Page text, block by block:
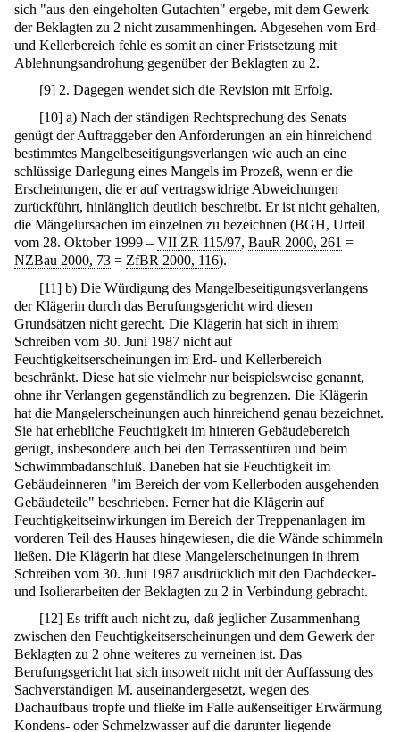
sich "aus den eingeholten Gutachten" ergebe, mit dem Gewerk
der Beklagten zu 2 nicht zusammenhingen. Abgesehen vom Erd-
und Kellerbereich fehle es somit an einer Fristsetzung mit
Ablehnungsandrohung gegenüber der Beklagten zu 2.
[9] 2. Dagegen wendet sich die Revision mit Erfolg.
[10] a) Nach der ständigen Rechtsprechung des Senats
genügt der Auftraggeber den Anforderungen an ein hinreichend
bestimmtes Mangelbeseitigungsverlangen wie auch an eine
schlüssige Darlegung eines Mangels im Prozeß, wenn er die
Erscheinungen, die er auf vertragswidrige Abweichungen
zurückführt, hinlänglich deutlich beschreibt. Er ist nicht gehalten,
die Mängelursachen im einzelnen zu bezeichnen (BGH, Urteil
vom 28. Oktober 1999 – VII ZR 115/97, BauR 2000, 261 =
NZBau 2000, 73 = ZfBR 2000, 116).
[11] b) Die Würdigung des Mangelbeseitigungsverlangens
der Klägerin durch das Berufungsgericht wird diesen
Grundsätzen nicht gerecht. Die Klägerin hat sich in ihrem
Schreiben vom 30. Juni 1987 nicht auf
Feuchtigkeitserscheinungen im Erd- und Kellerbereich
beschränkt. Diese hat sie vielmehr nur beispielsweise genannt,
ohne ihr Verlangen gegenständlich zu begrenzen. Die Klägerin
hat die Mangelerscheinungen auch hinreichend genau bezeichnet.
Sie hat erhebliche Feuchtigkeit im hinteren Gebäudebereich
gerügt, insbesondere auch bei den Terrassentüren und beim
Schwimmbadanschluß. Daneben hat sie Feuchtigkeit im
Gebäudeinneren "im Bereich der vom Kellerboden ausgehenden
Gebäudeteile" beschrieben. Ferner hat die Klägerin auf
Feuchtigkeitseinwirkungen im Bereich der Treppenanlagen im
vorderen Teil des Hauses hingewiesen, die die Wände schimmeln
ließen. Die Klägerin hat diese Mangelerscheinungen in ihrem
Schreiben vom 30. Juni 1987 ausdrücklich mit den Dachdecker-
und Isolierarbeiten der Beklagten zu 2 in Verbindung gebracht.
[12] Es trifft auch nicht zu, daß jeglicher Zusammenhang
zwischen den Feuchtigkeitserscheinungen und dem Gewerk der
Beklagten zu 2 ohne weiteres zu verneinen ist. Das
Berufungsgericht hat sich insoweit nicht mit der Auffassung des
Sachverständigen M. auseinandergesetzt, wegen des
Dachaufbaus tropfe und fließe im Falle außenseitiger Erwärmung
Kondens- oder Schmelzwasser auf die darunter liegende